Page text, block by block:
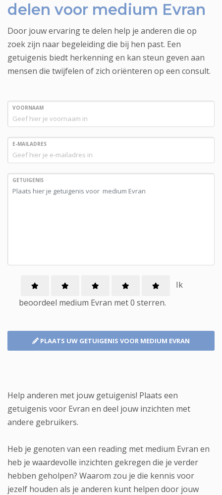
delen voor medium Evran
Door jouw ervaring te delen help je anderen die op
zoek zijn naar begeleiding die bij hen past. Een
getuigenis biedt herkenning en kan steun geven aan
mensen die twijfelen of zich oriënteren op een consult.
VOORNAAM
E-MAILADRES
GETUIGENIS
Ik
beoordeel medium Evran met0 sterren.
PLAATS UW GETUIGENIS VOOR MEDIUM EVRAN
Help anderen met jouw getuigenis! Plaats een
getuigenis voor Evran en deel jouw inzichten met
andere gebruikers.
Heb je genoten van een reading met medium Evran en
heb je waardevolle inzichten gekregen die je verder
hebben geholpen? Waarom zou je die kennis voor
jezelf houden als je anderen kunt helpen door jouw